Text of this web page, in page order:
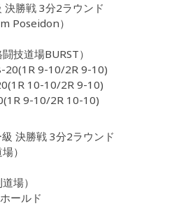
決勝戦 3分2ラウンド
Poseidon）
技道場BURST）
20(1R 9-10/2R 9-10)
10-10/2R 9-10)
9-10/2R 10-10)
決勝戦 3分2ラウンド
）
場）
ールド